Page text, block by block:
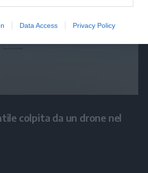
Data Access Privacy Policy
colpita da un drone nel